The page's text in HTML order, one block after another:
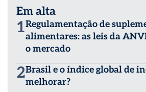
Em alta
1Regulamentação de
alimentares: as leis da
o mercado
2Brasil e o índice global de
melhorar?